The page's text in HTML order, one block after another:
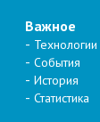
Важное
Технологии
События
История
Статистика